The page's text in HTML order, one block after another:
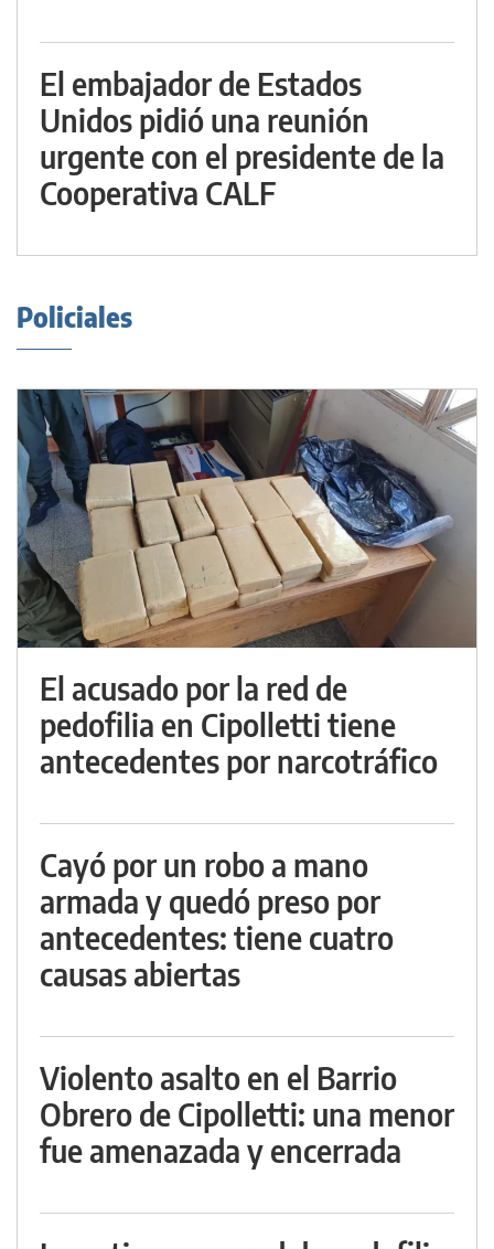
El embajador de Estados
Unidos pidió una reunión
urgente con el presidente de la
Cooperativa CALF
Policiales
El acusado por la red de
pedofilia en Cipolletti tiene
antecedentes por narcotráfico
Cayó por un robo a mano
armada y quedó preso por
antecedentes: tiene cuatro
causas abiertas
Violento asalto en el Barrio
Obrero de Cipolletti: una menor
fue amenazada y encerrada